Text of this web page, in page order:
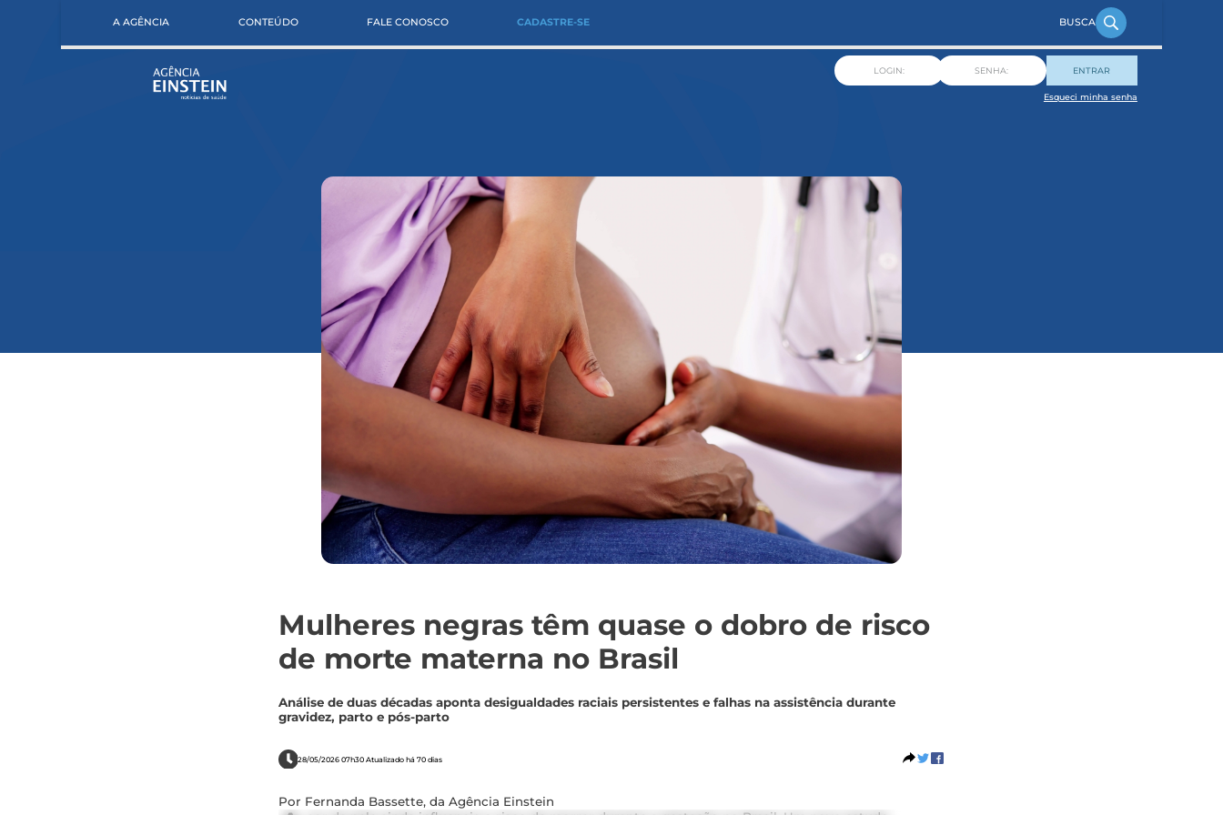
A AGÊNCIA CONTEÚDO FALE CONOSCO CADASTRE-SE
ENTRAR
Esqueci minha senha
Mulheres negras têm quase o dobro de risco
de morte materna no Brasil
Análise de duas décadas aponta desigualdades raciais persistentes e falhas na assistência durante
gravidez, parto e pós-parto
28/05/2026 07h30 Atualizado há 70 dias
Por Fernanda Bassette, da Agência Einstein